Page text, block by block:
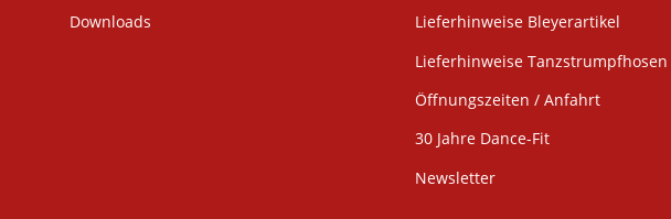
Downloads
Lieferhinweise Bleyerartikel
Lieferhinweise Tanzstrumpfhosen
Öffnungszeiten / Anfahrt
30 Jahre Dance-Fit
Newsletter